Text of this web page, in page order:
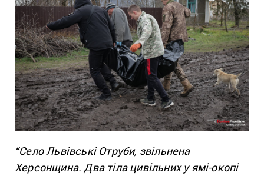
“Село Львівські Отруби, звільнена
Херсонщина. Два тіла цивільних у ямі-окопі